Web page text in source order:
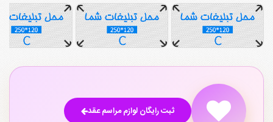
ثبت رایگان لوازم مراسم عقد